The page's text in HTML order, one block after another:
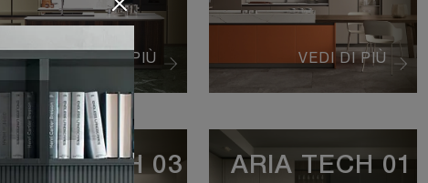
VEDI DI PIÙ VEDI DI PIÙ
ARIA TECH 03 ARIA TECH 01